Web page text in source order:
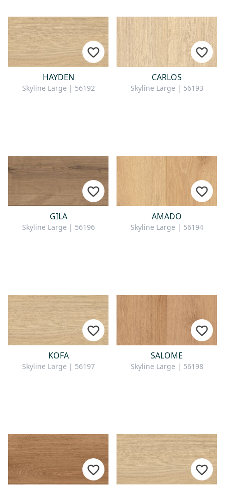
HAYDEN
Skyline Large | 56192
CARLOS
Skyline Large | 56193
GILA
Skyline Large | 56196
AMADO
Skyline Large | 56194
KOFA
Skyline Large | 56197
SALOME
Skyline Large | 56198